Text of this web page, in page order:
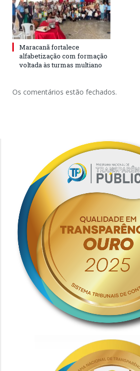
Maracanã fortalece
alfabetização com formação
voltada às turmas multiano
Os comentários estão fechados.